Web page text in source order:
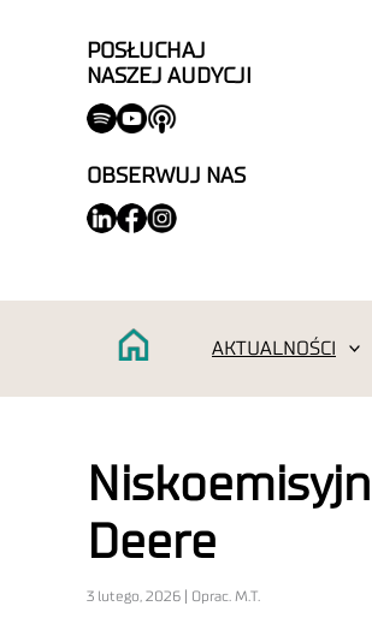
POSŁUCHAJ
NASZEJ AUDYCJI
OBSERWUJ NAS
AKTUALNOŚCI
Deere
3 lutego, 2026 | Oprac. M.T.